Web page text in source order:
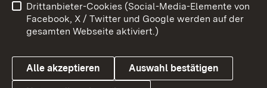
Barrierefreiheit
Datenschutz
Cookies
Drittanbieter-Cookies (Social-Media-Elemente von
Facebook, X / Twitter und Google werden auf der
gesamten Webseite aktiviert.)
Alle akzeptieren Auswahl bestätigen